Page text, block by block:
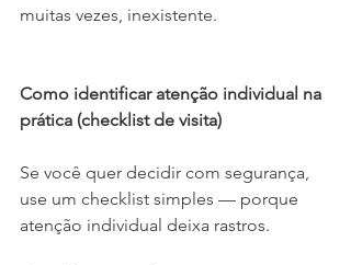
muitas vezes, inexistente.
Como identificar atenção individual na
prática (checklist de visita)
Se você quer decidir com segurança,
use um checklist simples — porque
atenção individual deixa rastros.